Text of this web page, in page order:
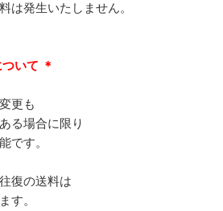
は発生いたしません。
いて ＊
更も
る場合に限り
です。
復の送料は
す。